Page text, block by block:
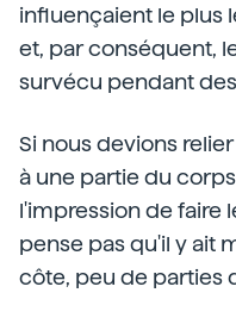
influençaient le plus
et, par conséquent,
survécu pendant
Si nous devions
à une partie du
l'impression de faire
pense pas qu'il y ait
côte, peu de parties